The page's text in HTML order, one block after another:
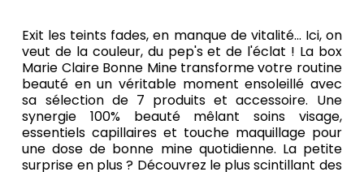
Exit les teints fades, en manque de vitalité... Ici, on
veut de la couleur, du pep's et de l'éclat ! La box
Marie Claire Bonne Mine transforme votre routine
beauté en un véritable moment ensoleillé avec
sa sélection de 7 produits et accessoire. Une
synergie 100% beauté mêlant soins visage,
essentiels capillaires et touche maquillage pour
une dose de bonne mine quotidienne. La petite
surprise en plus ? Découvrez le plus scintillant des